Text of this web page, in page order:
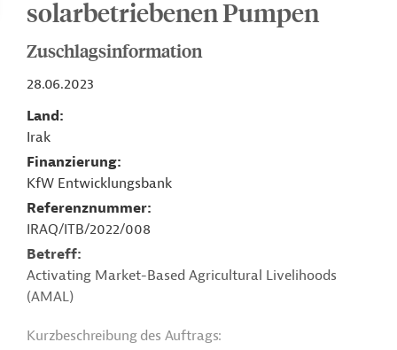
solarbetriebenen Pumpen
Zuschlagsinformation
28.06.2023
Land
Irak
Finanzierung
KfW Entwicklungsbank
Referenznummer
IRAQ/ITB/2022/008
Betreff
Activating Market-Based Agricultural Livelihoods
(AMAL)
Kurzbeschreibung des Auftrags: